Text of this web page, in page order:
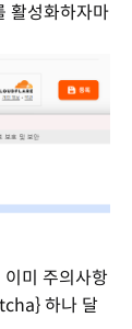
활성화하자마
미 주의사항
하나 달